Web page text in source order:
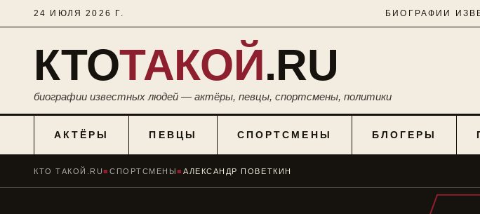
24 ИЮЛЯ 2026 Г. БИОГРАФИИ
КТОТАКОЙ.RU
биографии известных людей — актёры, певцы, спортсмены, политики
АКТЁРЫ ПЕВЦЫ СПОРТСМЕНЫ БЛОГЕРЫ
КТО ТАКОЙ.RU■СПОРТСМЕНЫ■ АЛЕКСАНДР ПОВЕТКИН